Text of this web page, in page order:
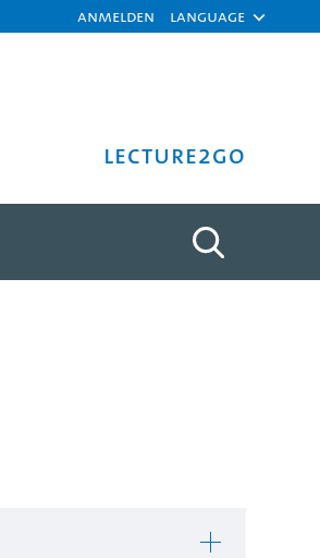
Anmelden Language
Lecture2Go